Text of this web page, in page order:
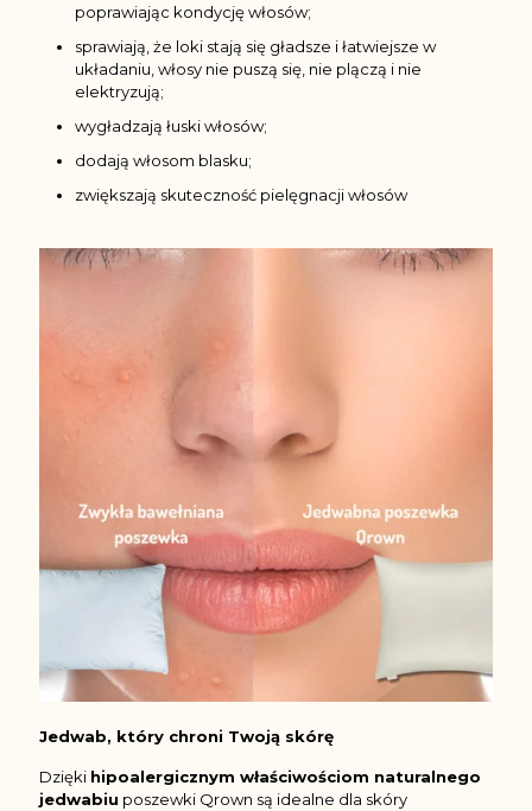
poprawiając kondycję włosów;
sprawiają, że loki stają się gładsze i łatwiejsze w
układaniu, włosy nie puszą się, nie plączą i nie
elektryzują;
wygładzają łuski włosów;
dodają włosom blasku;
zwiększają skuteczność pielęgnacji włosów
Jedwab, który chroni Twoją skórę
Dzięki hipoalergicznym właściwościom naturalnego
jedwabiu poszewki Qrown są idealne dla skóry